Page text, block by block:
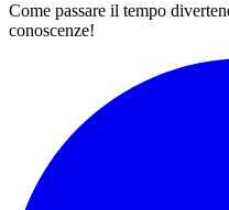
Come passare il tempo
conoscenze!